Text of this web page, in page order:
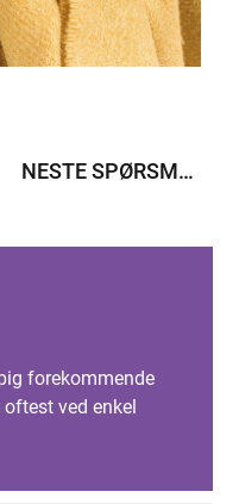
NESTE SPØRSMÅL
forekommende
ved enkel